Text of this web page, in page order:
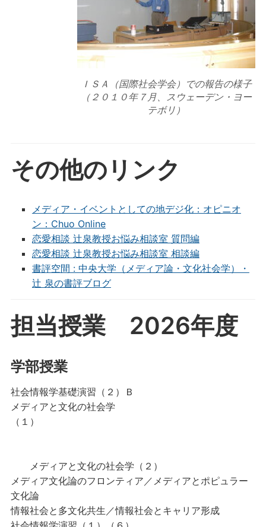
ＩＳＡ（国際社会学会）での報告の様子
（２０１０年７月、スウェーデン・ヨー
テボリ）
その他のリンク
メディア・イベントとしての地デジ化：オピニオ
ン：Chuo Online
恋愛相談 辻泉教授お悩み相談室 質問編
恋愛相談 辻泉教授お悩み相談室 相談編
書評空間 : 中央大学（メディア論・文化社会学）・
辻 泉の書評ブログ
担当授業 2026年度
学部授業
社会情報学基礎演習（２）Ｂ
メディアと文化の社会学
（１）
メディアと文化の社会学（２）
メディア文化論のフロンティア／メディアとポピュラー
文化論
情報社会と多文化共生／情報社会とキャリア形成